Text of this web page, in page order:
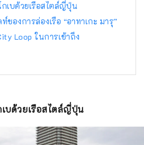
ให้ข้อมูลที่จะช่วยลดระยะห่างทาง
ะหว่างลูกค้าและภูมิภาคของจังหวัดเฮีย
ถูกส่งไป .
กเบด้วยเรือสไตล์ญี่ปุ่น
ของการล่องเรือ “อาทาเกะ มารุ”
Loop ในการเข้าถึง
เบด้วยเรือสไตล์ญี่ปุ่น